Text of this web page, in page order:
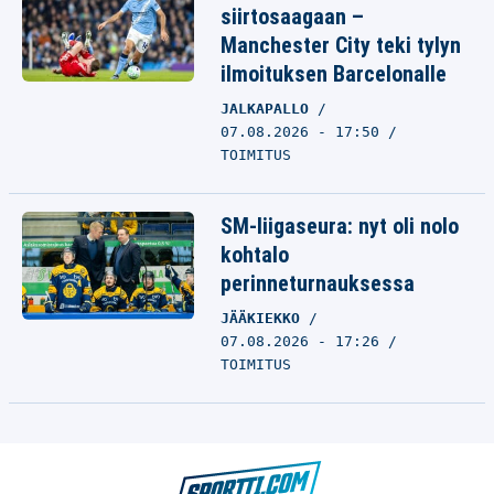
siirtosaagaan –
Manchester City teki tylyn
ilmoituksen Barcelonalle
JALKAPALLO
07.08.2026 - 17:50
TOIMITUS
SM-liigaseura: nyt oli nolo
kohtalo
perinneturnauksessa
JÄÄKIEKKO
07.08.2026 - 17:26
TOIMITUS